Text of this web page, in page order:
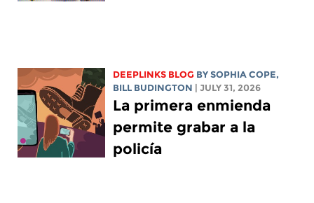
DEEPLINKS BLOG BYSOPHIA COPE,
BILL BUDINGTON | JULY 31, 2026
La primera enmienda
permite grabar a la
policía